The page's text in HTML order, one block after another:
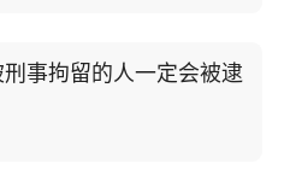
事拘留的人一定会被逮